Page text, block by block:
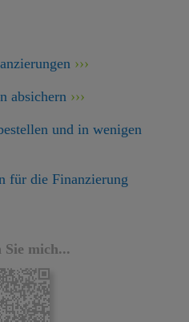
absichern
und in wenigen
für die Finanzierung
Sie mich...